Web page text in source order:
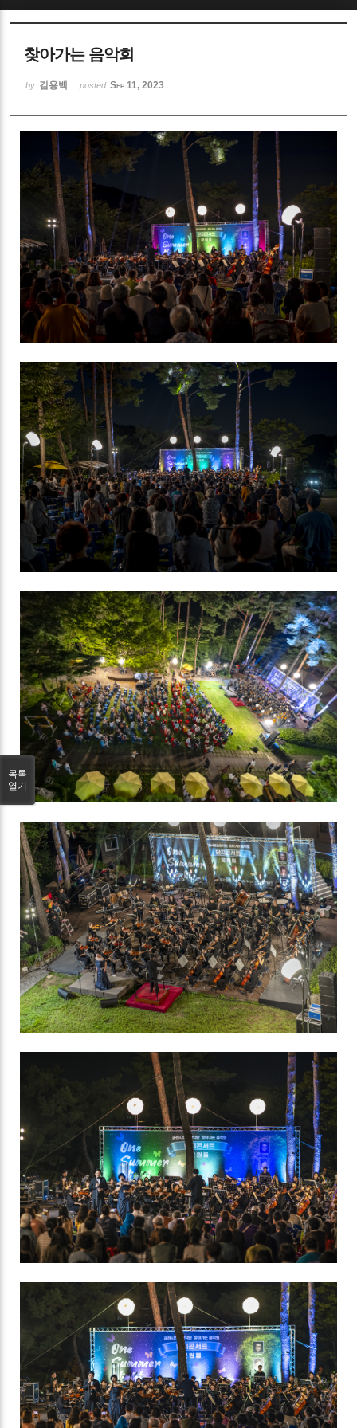
찾아가는 음악회
by 김용백 posted Sep 11, 2023
목록
열기
Sketchbook5, 스케치북5
Sketchbook5, 스케치북5